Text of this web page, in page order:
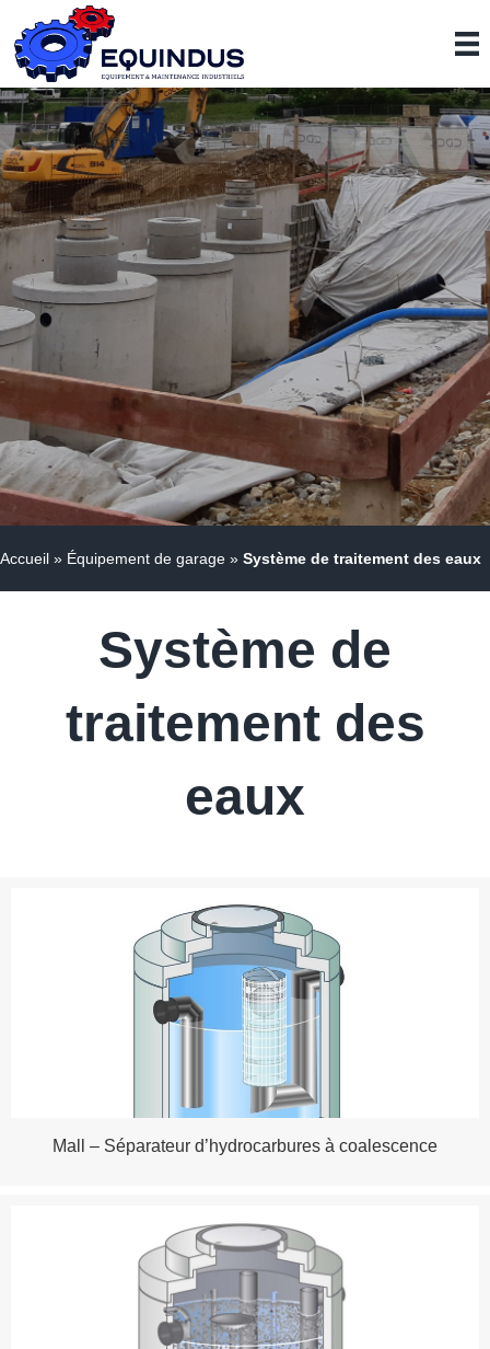
Accueil » Équipement de garage » Système de traitement des eaux
Système de
traitement des
eaux
Mall – Séparateur d’hydrocarbures à coalescence